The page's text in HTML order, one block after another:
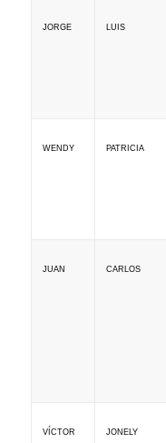
JORGE LUIS
WENDY PATRICIA
JUAN CARLOS
VÍCTOR JONELY